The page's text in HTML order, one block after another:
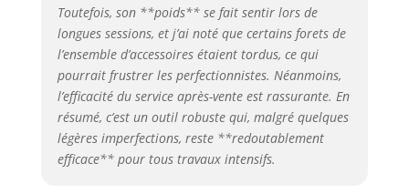
l’Alliance multi-
marques
AMPShare. Livré
avec : GSB 18V-55,
18V 4.0Ah,
chargeur GAL 18V-
20, set
d’accessoires 82
Toutefois, son **poids** se fait sentir lors de
longues sessions, et j’ai noté que certains forets de
l’ensemble d’accessoires étaient tordus, ce qui
pourrait frustrer les perfectionnistes. Néanmoins,
l’efficacité du service après-vente est rassurante. En
résumé, c’est un outil robuste qui, malgré quelques
légères imperfections, reste **redoutablement
efficace** pour tous travaux intensifs.